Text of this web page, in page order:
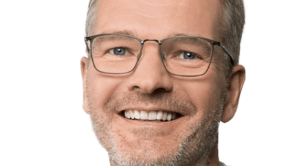
European Banker of the Year